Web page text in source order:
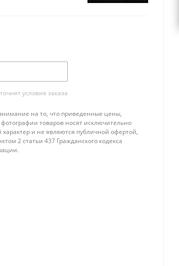
условия заказа
на то, что приведенные цены,
товаров носят исключительно
и не являются публичной офертой,
2 статьи 437 Гражданского кодекса